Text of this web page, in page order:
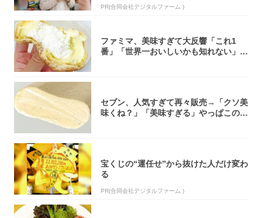
PR(合同会社デジタルファーム )
ファミマ、美味すぎて大反響「これ1
番」「世界一おいしいかも知れない」
セブン、人気すぎて再々販売→「クソ美
味くね？」「美味すぎる」やっぱこのク
宝くじの“運任せ”から抜けた人だけ変わ
る
PR(合同会社デジタルファーム )